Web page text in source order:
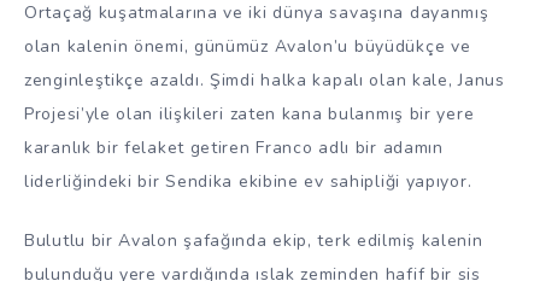
Ortaçağ kuşatmalarına ve iki dünya savaşına dayanmış
olan kalenin önemi, günümüz Avalon’u büyüdükçe ve
zenginleştikçe azaldı. Şimdi halka kapalı olan kale, Janus
Projesi’yle olan ilişkileri zaten kana bulanmış bir yere
karanlık bir felaket getiren Franco adlı bir adamın
liderliğindeki bir Sendika ekibine ev sahipliği yapıyor.
Bulutlu bir Avalon şafağında ekip, terk edilmiş kalenin
bulunduğu yere vardığında ıslak zeminden hafif bir sis